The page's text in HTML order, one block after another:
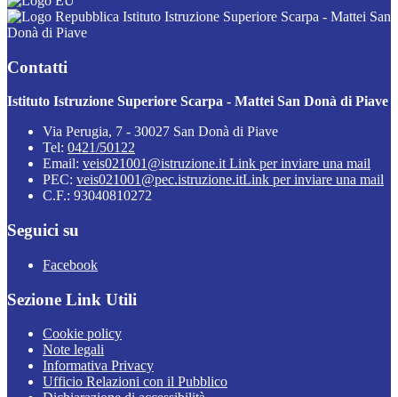
Istituto Istruzione Superiore Scarpa - Mattei San
Donà di Piave
Contatti
Istituto Istruzione Superiore Scarpa - Mattei San Donà di Piave
Via Perugia, 7 - 30027 San Donà di Piave
Tel: 0421/50122
Email: veis021001@istruzione.it Link per inviare una mail
PEC: veis021001@pec.istruzione.itLink per inviare una mail
C.F.: 93040810272
Seguici su
Facebook
Sezione Link Utili
Cookie policy
Note legali
Informativa Privacy
Ufficio Relazioni con il Pubblico